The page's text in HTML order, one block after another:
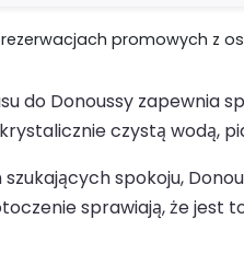
promowych z
do Donoussy zapewnia
czystą wodą,
spokoju,
sprawiają, że jest